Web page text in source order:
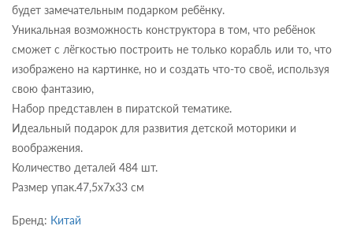
будет замечательным подарком ребёнку.
Уникальная возможность конструктора в том, что ребёнок
сможет с лёгкостью построить не только корабль или то, что
изображено на картинке, но и создать что-то своё, используя
свою фантазию,
Набор представлен в пиратской тематике.
Идеальный подарок для развития детской моторики и
воображения.
Количество деталей 484 шт.
Размер упак.47,5х7х33 см
Бренд: Китай